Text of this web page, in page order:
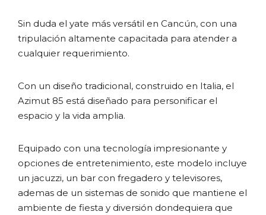
Sin duda el yate más versátil en Cancún, con una
tripulación altamente capacitada para atender a
cualquier requerimiento.
Con un diseño tradicional, construido en Italia, el
Azimut 85 está diseñado para personificar el
espacio y la vida amplia.
Equipado con una tecnología impresionante y
opciones de entretenimiento, este modelo incluye
un jacuzzi, un bar con fregadero y televisores,
ademas de un sistemas de sonido que mantiene el
ambiente de fiesta y diversión dondequiera que